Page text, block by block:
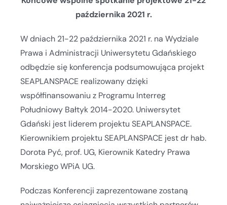
października 2021 r.
W dniach 21-22 października 2021 r. na Wydziale
Prawa i Administracji Uniwersytetu Gdańskiego
odbędzie się konferencja podsumowująca projekt
SEAPLANSPACE realizowany dzięki
współfinansowaniu z Programu Interreg
Południowy Bałtyk 2014-2020. Uniwersytet
Gdański jest liderem projektu SEAPLANSPACE.
Kierownikiem projektu SEAPLANSPACE jest dr hab.
Dorota Pyć, prof. UG, Kierownik Katedry Prawa
Morskiego WPiA UG.
Podczas Konferencji zaprezentowane zostaną